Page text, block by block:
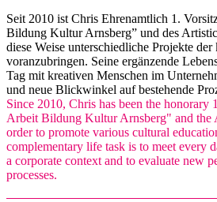
Seit 2010 ist Chris Ehrenamtlich 1.
Bildung Kultur Arnsberg” und des
diese Weise unterschiedliche Projekte
voranzubringen. Seine ergänzende
Tag mit kreativen Menschen im
und neue Blickwinkel auf bestehende
Since 2010, Chris has been the
Arbeit Bildung Kultur Arnsberg" and the
order to promote various cultural
complementary life task is to meet every
a corporate context and to evaluate new
processes.